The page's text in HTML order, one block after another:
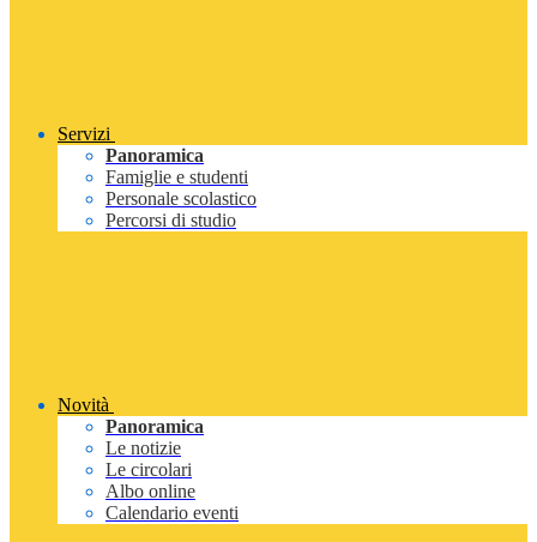
Servizi
Panoramica
Famiglie e studenti
Personale scolastico
Percorsi di studio
Novità
Panoramica
Le notizie
Le circolari
Albo online
Calendario eventi